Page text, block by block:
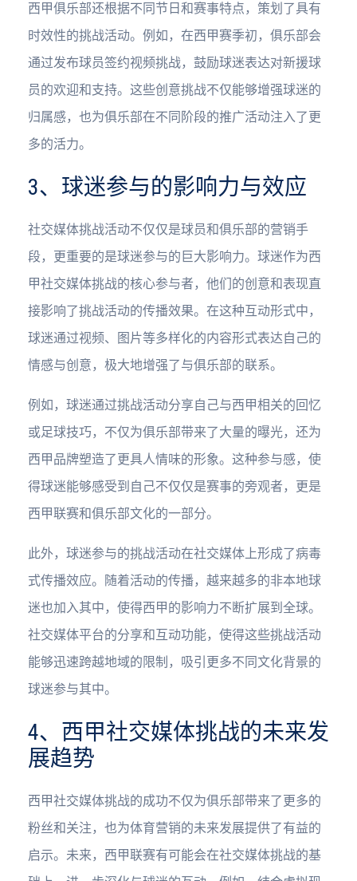
西甲俱乐部还根据不同节日和赛事特点，策划了具有
时效性的挑战活动。例如，在西甲赛季初，俱乐部会
通过发布球员签约视频挑战，鼓励球迷表达对新援球
员的欢迎和支持。这些创意挑战不仅能够增强球迷的
归属感，也为俱乐部在不同阶段的推广活动注入了更
多的活力。
3、球迷参与的影响力与效应
社交媒体挑战活动不仅仅是球员和俱乐部的营销手
段，更重要的是球迷参与的巨大影响力。球迷作为西
甲社交媒体挑战的核心参与者，他们的创意和表现直
接影响了挑战活动的传播效果。在这种互动形式中，
球迷通过视频、图片等多样化的内容形式表达自己的
情感与创意，极大地增强了与俱乐部的联系。
例如，球迷通过挑战活动分享自己与西甲相关的回忆
或足球技巧，不仅为俱乐部带来了大量的曝光，还为
西甲品牌塑造了更具人情味的形象。这种参与感，使
得球迷能够感受到自己不仅仅是赛事的旁观者，更是
西甲联赛和俱乐部文化的一部分。
此外，球迷参与的挑战活动在社交媒体上形成了病毒
式传播效应。随着活动的传播，越来越多的非本地球
迷也加入其中，使得西甲的影响力不断扩展到全球。
社交媒体平台的分享和互动功能，使得这些挑战活动
能够迅速跨越地域的限制，吸引更多不同文化背景的
球迷参与其中。
4、西甲社交媒体挑战的未来发
展趋势
西甲社交媒体挑战的成功不仅为俱乐部带来了更多的
粉丝和关注，也为体育营销的未来发展提供了有益的
启示。未来，西甲联赛有可能会在社交媒体挑战的基